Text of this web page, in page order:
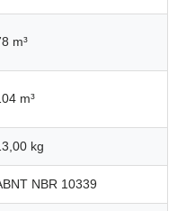
m³
m³
kg
NBR 10339